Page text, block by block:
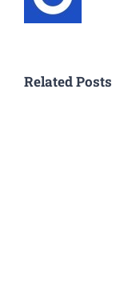
Related Posts